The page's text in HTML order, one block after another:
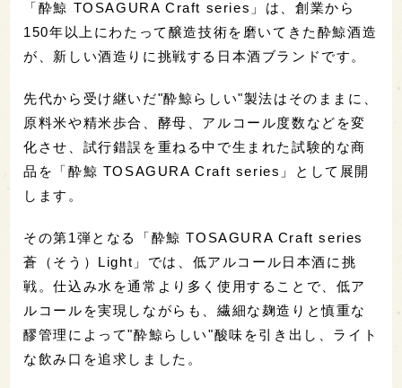
「酔鯨 TOSAGURA Craft series」は、創業から
150年以上にわたって醸造技術を磨いてきた酔鯨酒造
が、新しい酒造りに挑戦する日本酒ブランドです。
先代から受け継いだ"酔鯨らしい"製法はそのままに、
原料米や精米歩合、酵母、アルコール度数などを変
化させ、試行錯誤を重ねる中で生まれた試験的な商
品を「酔鯨 TOSAGURA Craft series」として展開
します。
その第1弾となる「酔鯨 TOSAGURA Craft series
蒼（そう）Light」では、低アルコール日本酒に挑
戦。仕込み水を通常より多く使用することで、低ア
ルコールを実現しながらも、繊細な麹造りと慎重な
醪管理によって"酔鯨らしい"酸味を引き出し、ライト
な飲み口を追求しました。